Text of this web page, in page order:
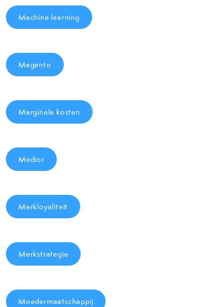
Machine learning
Magento
Marginale kosten
Medior
Merkloyaliteit
Merkstrategie
Moedermaatschappij